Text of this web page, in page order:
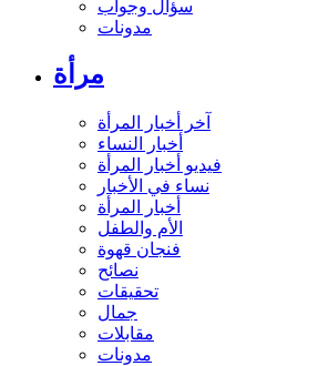
سؤال وجواب
مدونات
مرأة
آخر أخبار المرأة
أخبار النساء
فيديو أخبار المرأة
نساء في الأخبار
أخبار المرأة
الأم والطفل
فنجان قهوة
نصائح
تحقيقات
جمال
مقابلات
مدونات